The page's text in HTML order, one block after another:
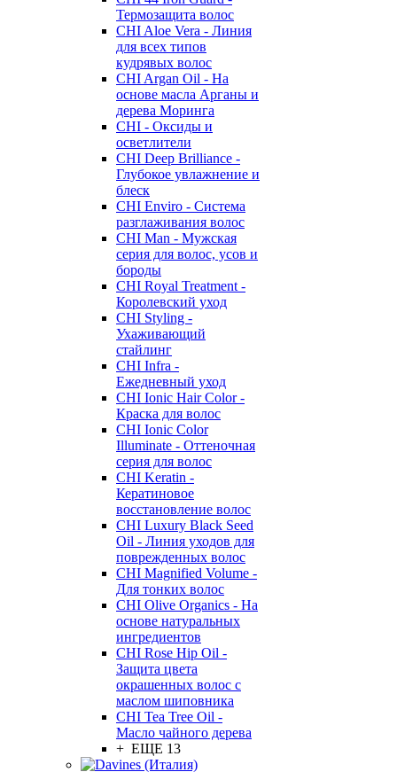
Термозащита волос
CHI Aloe Vera - Линия
для всех типов
кудрявых волос
CHI Argan Oil - На
основе масла Арганы и
дерева Моринга
CHI - Оксиды и
осветлители
CHI Deep Brilliance -
Глубокое увлажнение и
блеск
CHI Enviro - Система
разглаживания волос
CHI Man - Мужская
серия для волос, усов и
бороды
CHI Royal Treatment -
Королевский уход
CHI Styling -
Ухаживающий
стайлинг
CHI Infra -
Ежедневный уход
CHI Ionic Hair Color -
Краска для волос
CHI Ionic Color
Illuminate - Оттеночная
серия для волос
CHI Keratin -
Кератиновое
восстановление волос
CHI Luxury Black Seed
Oil - Линия уходов для
поврежденных волос
CHI Magnified Volume -
Для тонких волос
CHI Olive Organics - На
основе натуральных
ингредиентов
CHI Rose Hip Oil -
Защита цвета
окрашенных волос с
маслом шиповника
CHI Tea Tree Oil -
Масло чайного дерева
+ ЕЩЕ 13